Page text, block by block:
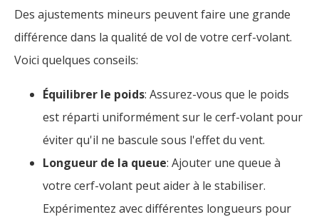
Des ajustements mineurs peuvent faire une grande
différence dans la qualité de vol de votre cerf-volant.
Voici quelques conseils:
Équilibrer le poids: Assurez-vous que le poids
est réparti uniformément sur le cerf-volant pour
éviter qu'il ne bascule sous l'effet du vent.
Longueur de la queue: Ajouter une queue à
votre cerf-volant peut aider à le stabiliser.
Expérimentez avec différentes longueurs pour